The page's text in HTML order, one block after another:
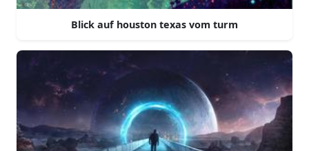
Blick auf houston texas vom turm